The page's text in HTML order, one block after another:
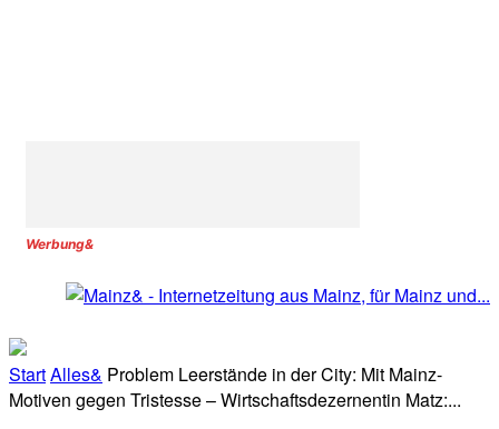
Werbung&
StartAlles& Problem Leerstände in der City: Mit Mainz-
Motiven gegen Tristesse – Wirtschaftsdezernentin Matz:...